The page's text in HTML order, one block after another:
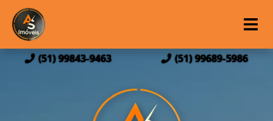
(51) 99843-9463 (51) 99689-5986